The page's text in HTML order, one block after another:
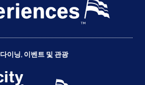
다이닝, 이벤트 및 관광